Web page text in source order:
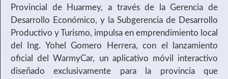
Provincial de Huarmey, a través de la Gerencia de
Desarrollo Económico, y la Subgerencia de Desarrollo
Productivo y Turismo, impulsa en emprendimiento local
del Ing. Yohel Gomero Herrera, con el lanzamiento
oficial del WarmyCar, un aplicativo móvil interactivo
diseñado exclusivamente para la provincia que